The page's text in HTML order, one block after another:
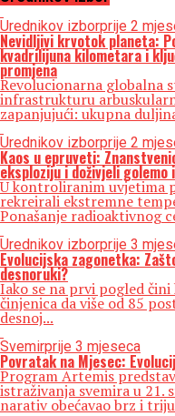
Urednikov izborprije 2
Nevidljivi krvotok planeta:
kvadrilijuna kilometara i
promjena
Revolucionarna globalna
infrastrukturu
zapanjujući: ukupna
Urednikov izborprije 2
Kaos u epruveti:
eksploziju i doživjeli golemo
U kontroliranim uvjetima
rekreirali ekstremne
Ponašanje radioaktivnog
Urednikov izborprije 3
Evolucijska zagonetka:
desnoruki?
Iako se na prvi pogled čini
činjenica da više od 85
desnoj...
Svemirprije 3 mjeseca
Povratak na Mjesec:
Program Artemis
istraživanja svemira u
narativ obećavao brz i